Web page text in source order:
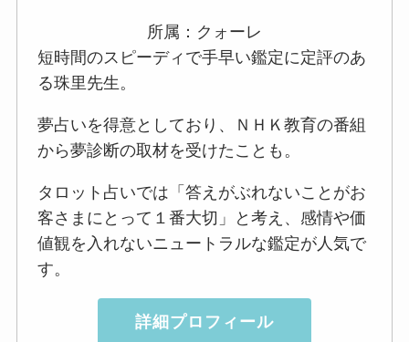
所属：クォーレ
短時間のスピーディで手早い鑑定に定評のあ
る珠里先生。
夢占いを得意としており、ＮＨＫ教育の番組
から夢診断の取材を受けたことも。
タロット占いでは「答えがぶれないことがお
客さまにとって１番大切」と考え、感情や価
値観を入れないニュートラルな鑑定が人気で
す。
詳細プロフィール